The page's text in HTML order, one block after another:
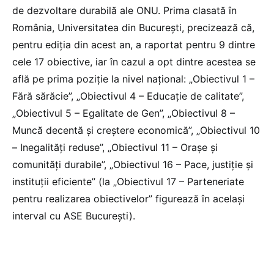
de dezvoltare durabilă ale ONU. Prima clasată în
România, Universitatea din București, precizează că,
pentru ediția din acest an, a raportat pentru 9 dintre
cele 17 obiective, iar în cazul a opt dintre acestea se
află pe prima poziție la nivel național: „Obiectivul 1 –
Fără sărăcie”, „Obiectivul 4 – Educație de calitate”,
„Obiectivul 5 – Egalitate de Gen”, „Obiectivul 8 –
Muncă decentă și creștere economică”, „Obiectivul 10
– Inegalități reduse”, „Obiectivul 11 – Orașe și
comunități durabile”, „Obiectivul 16 – Pace, justiție și
instituții eficiente” (la „Obiectivul 17 – Parteneriate
pentru realizarea obiectivelor” figurează în același
interval cu ASE București).